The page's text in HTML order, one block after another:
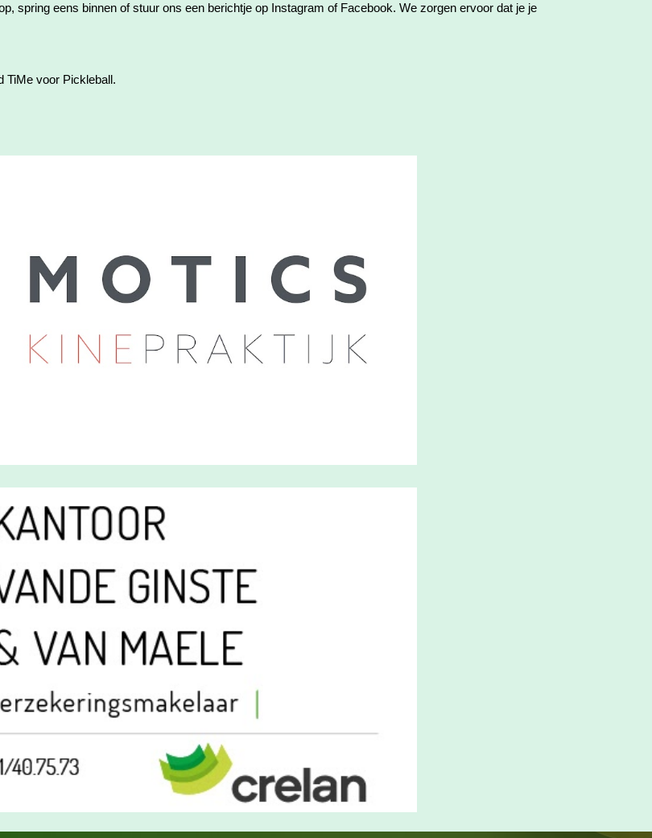
spring eens binnen of stuur ons een berichtje op Instagram of Facebook. We zorgen ervoor dat je je
TiMe voor Pickleball.